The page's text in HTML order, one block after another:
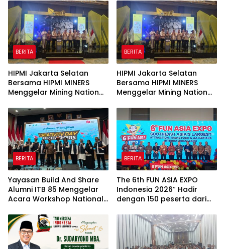
BERITA
HIPMI Jakarta Selatan
Bersama HIPMI MINERS
Menggelar Mining Nation
Indah Golf Jakarta
BERITA
HIPMI Jakarta Selatan
Bersama HIPMI MINERS
Menggelar Mining Nation
Indah Golf Jakarta
BERITA
Yayasan Build And Share
Alumni ITB 85 Menggelar
Acara Workshop National
2026 & Dibuka Resmi
Pramono Anung (Gubernur
DKI Jakarta)
BERITA
The 6th FUN ASIA EXPO
Indonesia 2026″ Hadir
dengan 150 peserta dari
Industri Taman Rekreasi
dan Ekosistem Pariwisata
di Tanah Air